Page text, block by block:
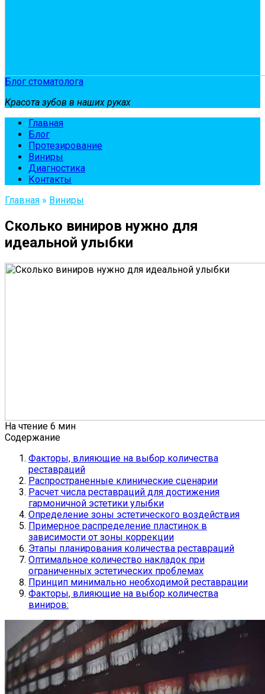
Блог стоматолога
Красота зубов в наших руках
Главная
Блог
Протезирование
Виниры
Диагностика
Контакты
Главная » Виниры
Сколько виниров нужно для
идеальной улыбки
На чтение 6 мин
Содержание
Факторы, влияющие на выбор количества
реставраций
Распространенные клинические сценарии
Расчет числа реставраций для достижения
гармоничной эстетики улыбки
Определение зоны эстетического воздействия
Примерное распределение пластинок в
зависимости от зоны коррекции
Этапы планирования количества реставраций
Оптимальное количество накладок при
ограниченных эстетических проблемах
Принцип минимально необходимой реставрации
Факторы, влияющие на выбор количества
виниров: